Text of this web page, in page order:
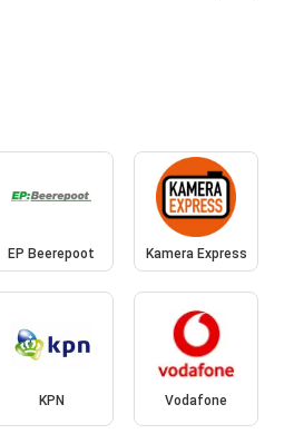
EP Beerepoot Kamera Express
KPN Vodafone